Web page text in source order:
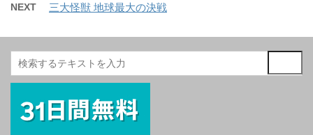
NEXT 三大怪獣 地球最大の決戦